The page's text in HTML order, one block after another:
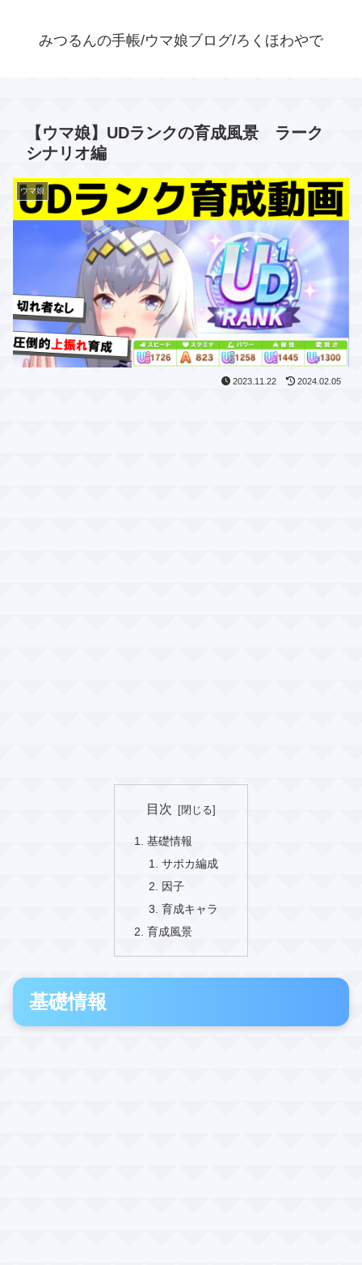
みつるんの手帳/ウマ娘ブログ/ろくほわやで
【ウマ娘】UDランクの育成風景 ラーク
シナリオ編
ウマ娘
2023.11.22 2024.02.05
目次
基礎情報
サポカ編成
因子
育成キャラ
育成風景
基礎情報